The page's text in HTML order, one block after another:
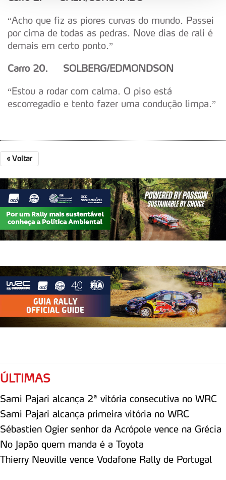
Adicionalmente partilhamos informação, relativa à sua
utilização do nosso site de publicidade e de análise, com
parceiros e organizações na UE e em países terceiros.
O ACP garantirá que as transferências internacionais de
consentimento e quando tal se afigure estritamente
necessário no contexto dos serviços a prestar.
experiência de navegação no Website e nos serviços
disponibilizados.
Consulte a política de cookies do site.
“Acho que fiz as piores curvas do mundo. Passei
por cima de todas as pedras. Nove dias de rali é
demais em certo ponto.”
Carro 20. SOLBERG/EDMONDSON
“Estou a rodar com calma. O piso está
escorregadio e tento fazer uma condução limpa.”
« Voltar
ÚLTIMAS
Sami Pajari alcança 2ª vitória consecutiva no WRC
Sami Pajari alcança primeira vitória no WRC
Sébastien Ogier senhor da Acrópole vence na Grécia
No Japão quem manda é a Toyota
Thierry Neuville vence Vodafone Rally de Portugal